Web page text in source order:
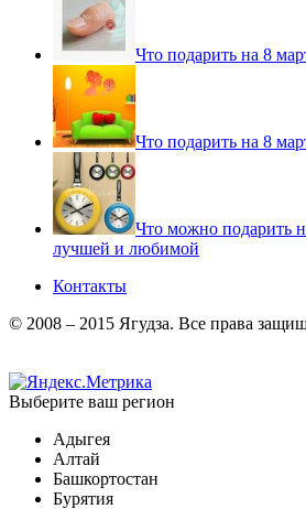
Что подарить на 8
Что подарить на 8
Что можно подарить
лучшей и любимой
Контакты
© 2008 – 2015 Ягудза. Все права
Выберите ваш регион
Адыгея
Алтай
Башкортостан
Бурятия